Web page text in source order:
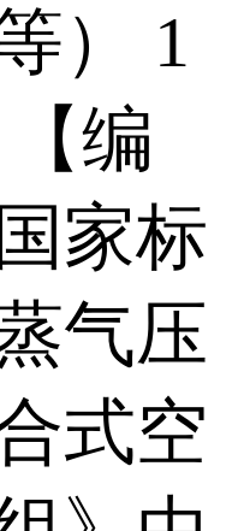
） 1
编
家标
气压
式空